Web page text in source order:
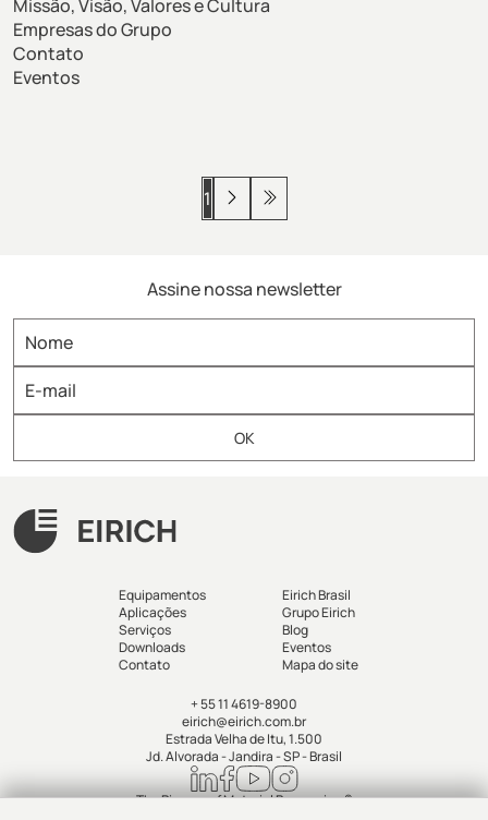
Missão, Visão, Valores e Cultura
Empresas do Grupo
Contato
Eventos
1
Assine nossa newsletter
+ 55 11 4619-8900
eirich@eirich.com.br
Estrada Velha de Itu, 1.500
Jd. Alvorada - Jandira - SP - Brasil
The Pioneer of Material Processing ®
Equipamentos
Aplicações
Serviços
Downloads
Contato
Eirich Brasil
Grupo Eirich
Blog
Eventos
Mapa do site